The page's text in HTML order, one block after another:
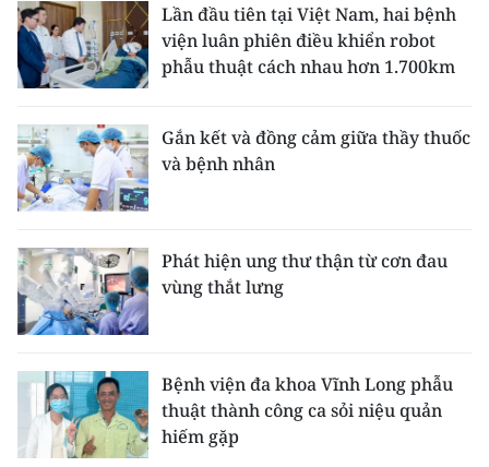
Lần đầu tiên tại Việt Nam, hai bệnh
viện luân phiên điều khiển robot
phẫu thuật cách nhau hơn 1.700km
Gắn kết và đồng cảm giữa thầy thuốc
và bệnh nhân
Phát hiện ung thư thận từ cơn đau
vùng thắt lưng
Bệnh viện đa khoa Vĩnh Long phẫu
thuật thành công ca sỏi niệu quản
hiếm gặp